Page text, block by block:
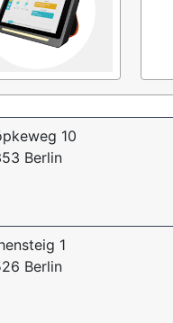
10
Berlin
1
Berlin